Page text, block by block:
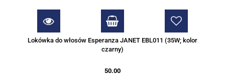
Lokówka do włosów Esperanza JANET EBL011 (35W; kolor
czarny)
50.00